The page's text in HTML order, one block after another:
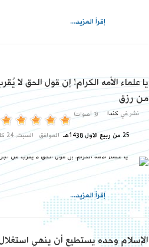
إقرأ المزيد...
يا علماء الأمه الكرام! إن قول الحق لا
من رزق
نشر في كندا (3 أصوات)
25 من ربيع الاول 1438هـ الموافق السبت, 24 كانون الأول/ديسمبر 2016م
إقرأ المزيد...
الإسلام وحده يستطيع أن ينهي